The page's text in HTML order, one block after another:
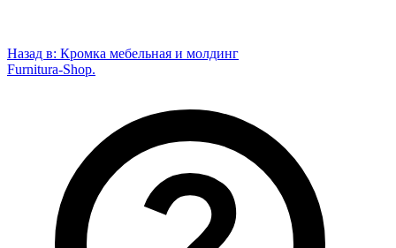
Назад в: Кромка мебельная и молдинг
Furnitura-Shop.